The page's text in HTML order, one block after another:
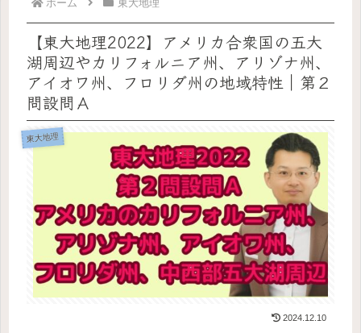
ホーム 東大地理
【東大地理2022】アメリカ合衆国の五大
湖周辺やカリフォルニア州、アリゾナ州、
アイオワ州、フロリダ州の地域特性｜第２
問設問Ａ
東大地理
2024.12.10